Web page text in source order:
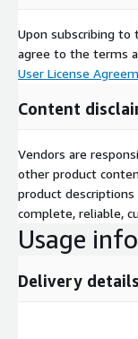
Upon subscribing to
agree to the terms
User License
Content
Vendors are
other product
product
complete, reliable,
Usage
Delivery details